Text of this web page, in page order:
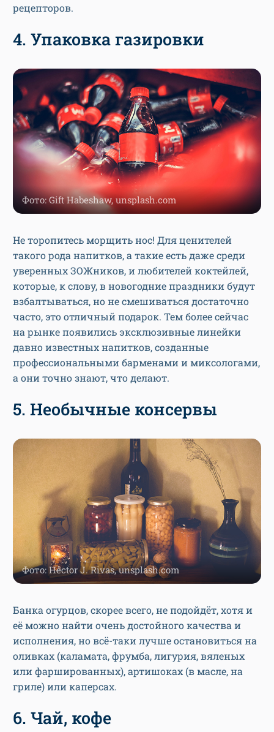
рецепторов.
4. Упаковка газировки
Фото: Gift Habeshaw, unsplash.com
Не торопитесь морщить нос! Для ценителей
такого рода напитков, а такие есть даже среди
уверенных ЗОЖников, и любителей коктейлей,
которые, к слову, в новогодние праздники будут
взбалтываться, но не смешиваться достаточно
часто, это отличный подарок. Тем более сейчас
на рынке появились эксклюзивные линейки
давно известных напитков, созданные
профессиональными барменами и миксологами,
а они точно знают, что делают.
5. Необычные консервы
Фото: Héctor J. Rivas, unsplash.com
Банка огурцов, скорее всего, не подойдёт, хотя и
её можно найти очень достойного качества и
исполнения, но всё-таки лучше остановиться на
оливках (каламата, фрумба, лигурия, вяленых
или фаршированных), артишоках (в масле, на
гриле) или каперсах.
6. Чай, кофе